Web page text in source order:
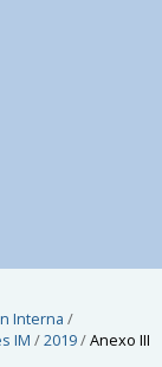
Interna /
IM /2019/Anexo III